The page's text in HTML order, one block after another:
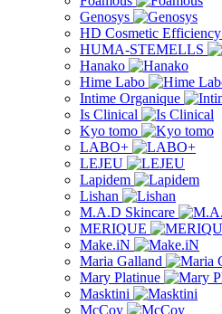
Genosys
HD Cosmetic Efficiency
HUMA-STEMELLS
Hanako
Hime Labo
Intime Organique
Is Clinical
Kyo tomo
LABO+
LEJEU
Lapidem
Lishan
M.A.D Skincare
MERIQUE
Make.iN
Maria Galland
Mary Platinue
Masktini
McCoy